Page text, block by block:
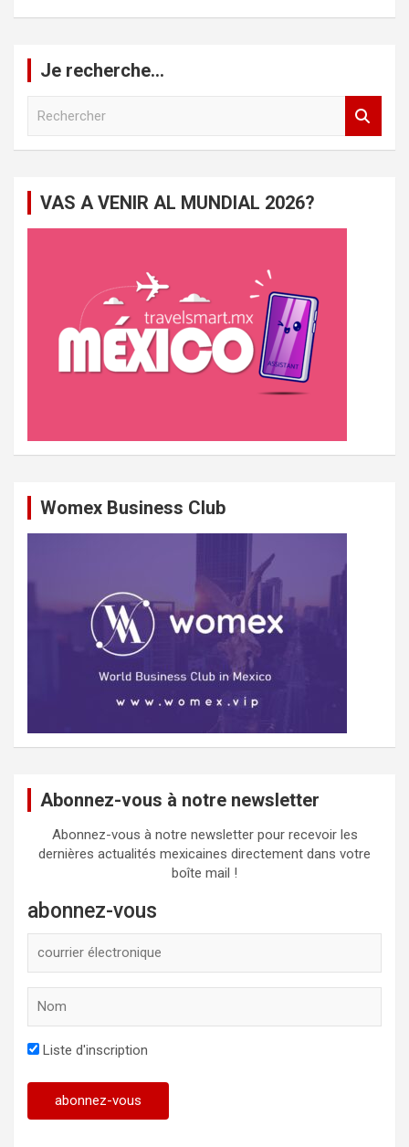
Je recherche…
c
VAS A VENIR AL MUNDIAL 2026?
Womex Business Club
Abonnez-vous à notre newsletter
Abonnez-vous à notre newsletter pour recevoir les
dernières actualités mexicaines directement dans votre
boîte mail !
abonnez-vous
Liste d'inscription